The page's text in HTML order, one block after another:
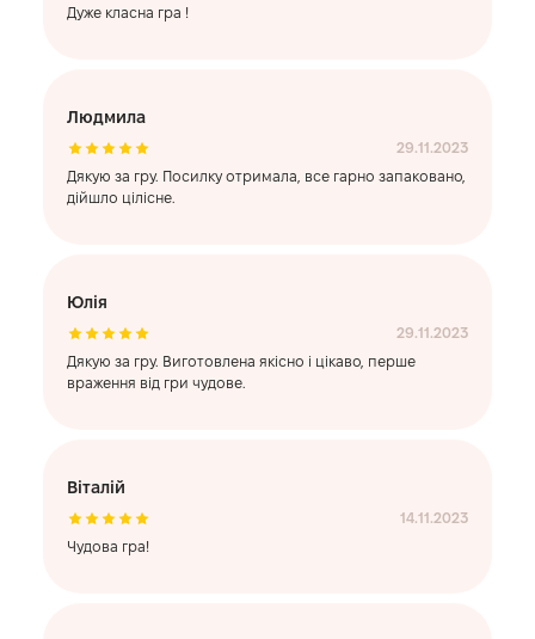
Дуже класна гра !
Людмила
29.11.2023
Дякую за гру. Посилку отримала, все гарно запаковано,
дійшло цілісне.
Юлія
29.11.2023
Дякую за гру. Виготовлена якісно і цікаво, перше
враження від гри чудове.
Віталій
14.11.2023
Чудова гра!